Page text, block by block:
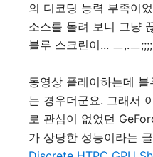
의 디코딩 능력 부족이
소스를 돌려 보니 그냥
블루 스크린이... ㅡ,.ㅡ
동영상 플레이하는데
는 경우더군요. 그래서
로 관심이 없었던
가 상당한 성능이라는